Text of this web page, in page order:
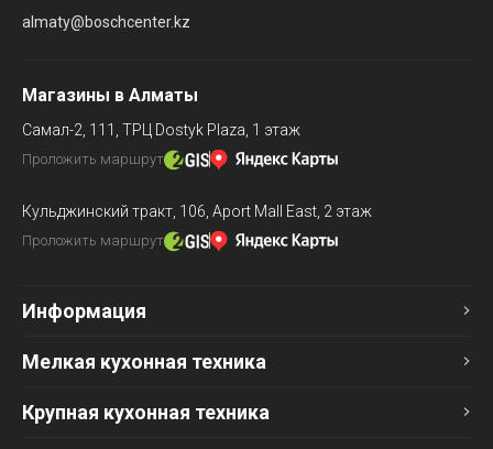
almaty@boschcenter.kz
Магазины в Алматы
Самал-2, 111, ТРЦ Dostyk Plaza, 1 этаж
Проложить маршрут
Кульджинский тракт, 106, Aport Mall East, 2 этаж
Проложить маршрут
Информация
Мелкая кухонная техника
Крупная кухонная техника